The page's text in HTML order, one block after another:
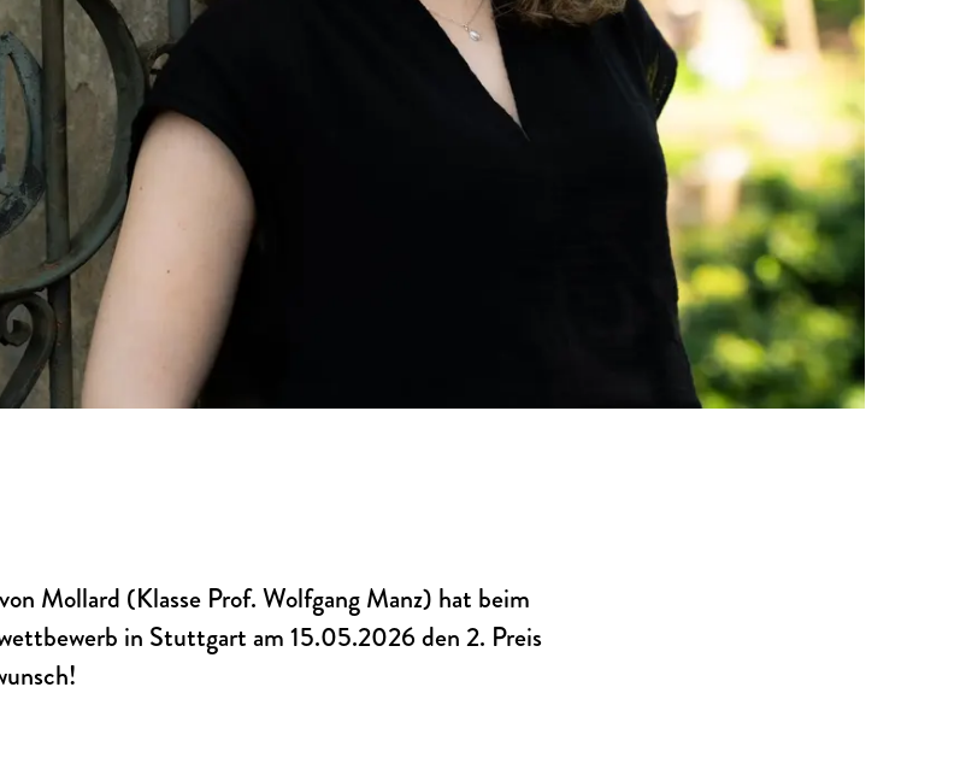
Mollard (Klasse Prof. Wolfgang Manz) hat beim
in Stuttgart am 15.05.2026 den 2. Preis